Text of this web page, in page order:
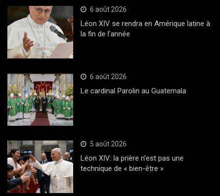
6 août 2026
Léon XIV se rendra en Amérique latine à
la fin de l’année
6 août 2026
Le cardinal Parolin au Guatemala
5 août 2026
Léon XIV: la prière n’est pas une
technique de « bien-être »